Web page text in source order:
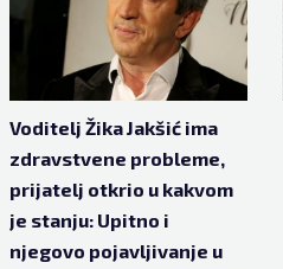
Voditelj Žika Jakšić ima
zdravstvene probleme,
prijatelj otkrio u kakvom
je stanju: Upitno i
njegovo pojavljivanje u